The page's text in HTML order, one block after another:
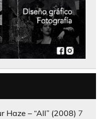
Haze – “All” (2008) 7